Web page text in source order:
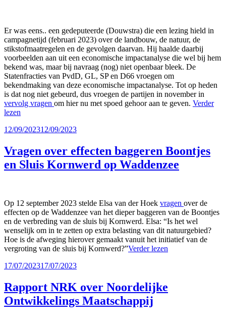
Er was eens.. een gedeputeerde (Douwstra) die een lezing hield in
campagnetijd (februari 2023) over de landbouw, de natuur, de
stikstofmaatregelen en de gevolgen daarvan. Hij haalde daarbij
voorbeelden aan uit een economische impactanalyse die wel bij hem
bekend was, maar bij navraag (nog) niet openbaar bleek. De
Statenfracties van PvdD, GL, SP en D66 vroegen om
bekendmaking van deze economische impactanalyse. Tot op heden
is dat nog niet gebeurd, dus vroegen de partijen in november in
vervolg vragen om hier nu met spoed gehoor aan te geven. Verder
lezen
Geplaatst
12/09/202312/09/2023
Vragen over effecten baggeren Boontjes
en Sluis Kornwerd op Waddenzee
Op 12 september 2023 stelde Elsa van der Hoek vragen over de
effecten op de Waddenzee van het dieper baggeren van de Boontjes
en de verbreding van de sluis bij Kornwerd. Elsa: “Is het wel
wenselijk om in te zetten op extra belasting van dit natuurgebied?
Hoe is de afweging hierover gemaakt vanuit het initiatief van de
vergroting van de sluis bij Kornwerd?”Verder lezen
Geplaatst
17/07/202317/07/2023
Rapport NRK over Noordelijke
Ontwikkelings Maatschappij